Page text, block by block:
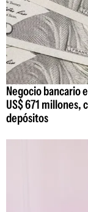
Negocio bancario
US$ 671 millones,
depósitos